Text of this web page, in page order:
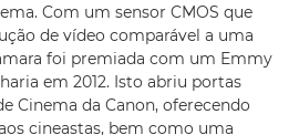
Com um sensor CMOS que
de vídeo comparável a uma
foi premiada com um Emmy
em 2012. Isto abriu portas
Cinema da Canon, oferecendo
cineastas, bem como uma